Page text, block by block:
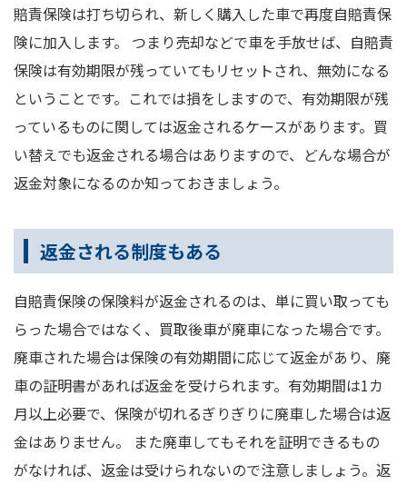
賠責保険は打ち切られ、新しく購入した車で再度自賠責保
険に加入します。 つまり売却などで車を手放せば、自賠責
保険は有効期限が残っていてもリセットされ、無効になる
ということです。これでは損をしますので、有効期限が残
っているものに関しては返金されるケースがあります。買
い替えでも返金される場合はありますので、どんな場合が
返金対象になるのか知っておきましょう。
返金される制度もある
自賠責保険の保険料が返金されるのは、単に買い取っても
らった場合ではなく、買取後車が廃車になった場合です。
廃車された場合は保険の有効期間に応じて返金があり、廃
車の証明書があれば返金を受けられます。有効期間は1カ
月以上必要で、保険が切れるぎりぎりに廃車した場合は返
金はありません。 また廃車してもそれを証明できるもの
がなければ、返金は受けられないので注意しましょう。返